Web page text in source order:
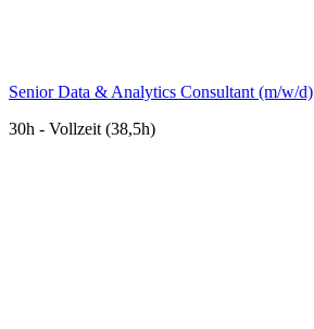
Senior Data & Analytics Consultant (m/w/d)
30h - Vollzeit (38,5h)